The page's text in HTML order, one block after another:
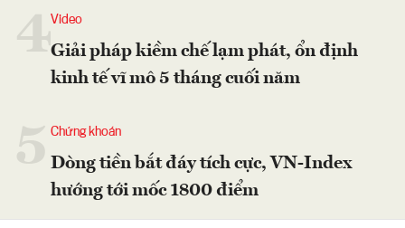
4Video
Giải pháp kiềm chế lạm phát, ổn định
kinh tế vĩ mô 5 tháng cuối năm
Chứng khoán
Dòng tiền bắt đáy tích cực, VN-Index
hướng tới mốc 1800 điểm